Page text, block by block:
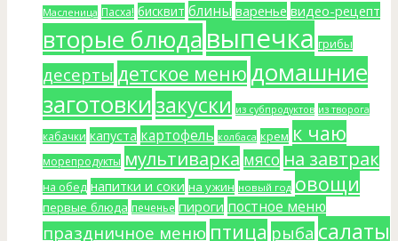
Масленица Пасха! бисквит блины варенье видео-рецепт
вторые блюдавыпечка грибы
десерты детское меню домашние
заготовкизакуски из субпродуктов из творога
кабачки капуста картофель колбаса крем к чаю
морепродукты мультиварка мясо на завтрак
на обед напитки и соки на ужин новый год овощи
первые блюда печенье пироги постное меню
праздничное меню птица рыба салаты